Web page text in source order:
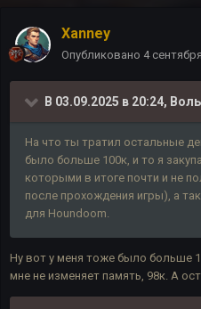
Xanney
Опубликовано 4
В 03.09.2025 в 20:24,
На что ты тратил остальные
было больше 100к, и то я
которыми в итоге почти и не
после прохождения игры), а
для Houndoom.
Ну вот у меня тоже было больше
мне не изменяет память, 98к. А